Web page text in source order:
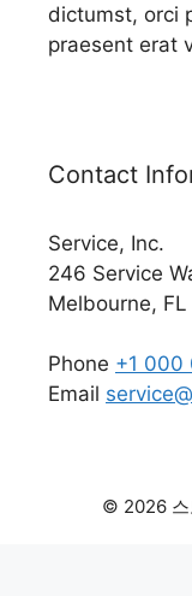
dictumst, orci
praesent erat
Contact
Service, Inc.
246 Service
Melbourne,
Phone +1 000
Email
© 2026 스